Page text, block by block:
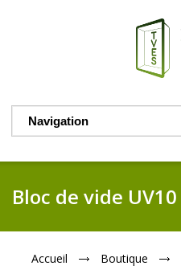
Bloc de vide UV10
Accueil Boutique